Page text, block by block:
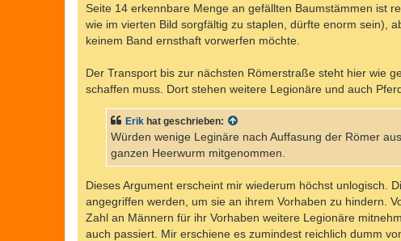
Seite 14 erkennbare Menge an gefällten Baumstämmen ist
wie im vierten Bild sorgfältig zu staplen, dürfte enorm sein),
keinem Band ernsthaft vorwerfen möchte.
Der Transport bis zur nächsten Römerstraße steht hier wie
schaffen muss. Dort stehen weitere Legionäre und auch
Erik hat geschrieben:
Würden wenige Leginäre nach Auffasung der Römer
ganzen Heerwurm mitgenommen.
Dieses Argument erscheint mir wiederum höchst unlogisch.
angegriffen werden, um sie an ihrem Vorhaben zu hindern.
Zahl an Männern für ihr Vorhaben weitere Legionäre
auch passiert. Mir erschiene es zumindest reichlich dumm